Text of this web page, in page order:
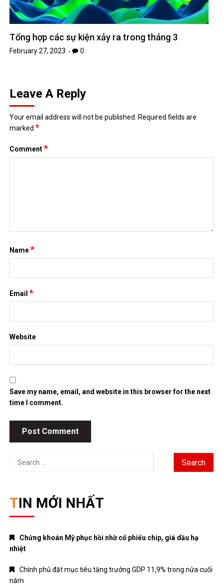
Tổng hợp các sự kiện xảy ra trong tháng 3
February 27, 2023 0
Leave A Reply
Your email address will not be published. Required fields are
marked*
Comment*
Name*
Email*
Website
Save my name, email, and website in this browser for the next
time I comment.
Search
TIN MỚI NHẤT
Chứng khoán Mỹ phục hồi nhờ cổ phiếu chip, giá dầu hạ
nhiệt
Chính phủ đặt mục tiêu tăng trưởng GDP 11,9% trong nửa cuối
năm